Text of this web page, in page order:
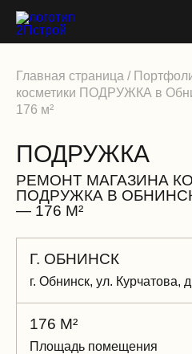
Главная страница /
косметики ПОДРУЖКА в
176 м²
ПОДРУЖКА
РЕМОНТ МАГАЗИНА
ПОДРУЖКА В
— 176 М²
176 М²
Площадь помещения
Г. ОБНИНСК
г. Обнинск, ул.